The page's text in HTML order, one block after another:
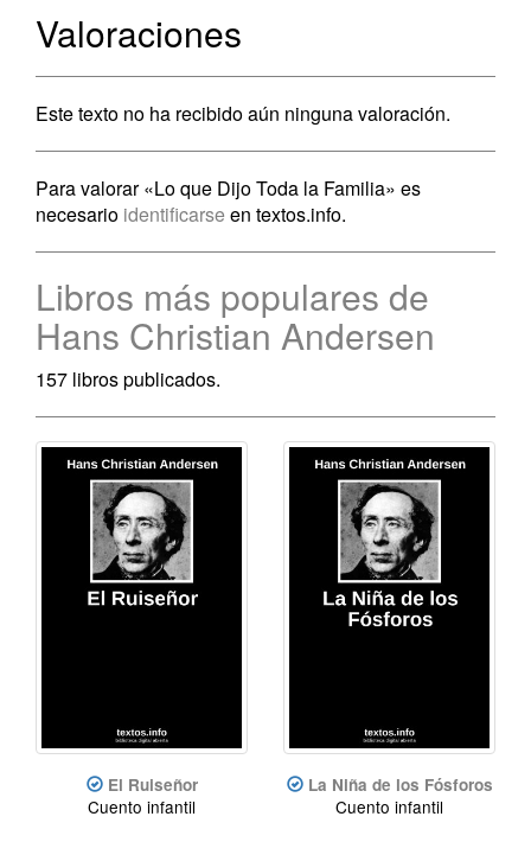
Valoraciones
Este texto no ha recibido aún ninguna valoración.
Para valorar «Lo que Dijo Toda la Familia» es
necesario identificarse en textos.info.
Libros más populares de
Hans Christian Andersen
157 libros publicados.
El Ruiseñor
Cuento infantil
La Niña de los Fósforos
Cuento infantil